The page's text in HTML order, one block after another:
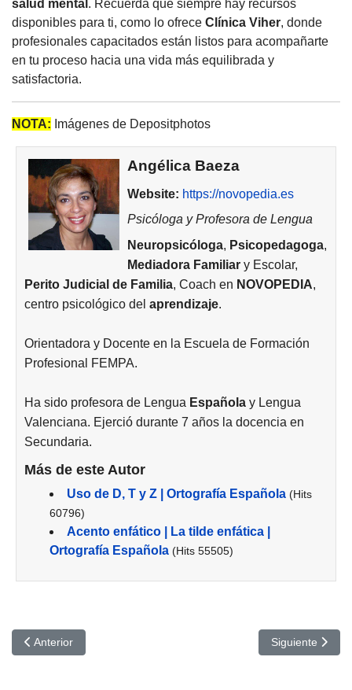
salud mental . Recuerda que siempre hay recursos
disponibles para ti, como lo ofrece Clínica Viher, donde
profesionales capacitados están listos para acompañarte
en tu proceso hacia una vida más equilibrada y
satisfactoria.
NOTA: Imágenes de Depositphotos
Angélica Baeza
Website: https://novopedia.es
Psicóloga y Profesora de Lengua
Neuropsicóloga, Psicopedagoga,
Mediadora Familiary Escolar,
Perito Judicial de Familia, Coach en NOVOPEDIA,
centro psicológico del aprendizaje.
Orientadora y Docente en la Escuela de Formación
Profesional FEMPA.
Ha sido profesora de Lengua Española y Lengua
Valenciana. Ejerció durante 7 años la docencia en
Secundaria.
Más de este Autor
Uso de D, T y Z | Ortografía Española (Hits
60796)
Acento enfático | La tilde enfática |
Ortografía Española (Hits 55505)
Artículo anterior: Mantenimiento de un ascensor dependiendo de
Anterior Artículo
Siguiente